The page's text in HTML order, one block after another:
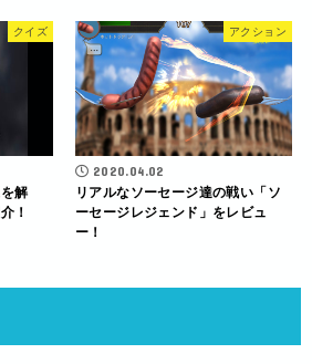
クイズ
解
！
アクション
2020.04.02
リアルなソーセージ達の戦い「ソ
ーセージレジェンド」をレビュ
ー！